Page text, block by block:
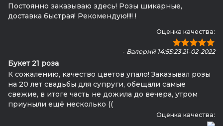
Постоянно заказываю здесь! Розы шикарные,
доставка быстрая! Рекомендую!!!! !
Оценка качества:
- Валерий 14:55:23 21-02-2022
Букет 21 роза
К сожалению, качество цветов упало! Заказывал розы
на 20 лет свадьбы для супруги, обещали самые
свежие, в итоге часть не дожила до вечера, утром
приуныли ещё несколько ((
Оценка качества: